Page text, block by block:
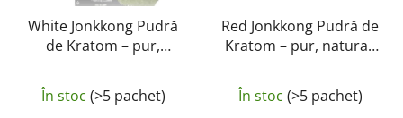
White Jonkkong Pudră
de Kratom – pur,
laborator | GreenGuru
medie
În stoc (>5 pachet)
Red Jonkkong Pudră de
Kratom – pur, natural,
GreenGuru
În stoc (>5 pachet)